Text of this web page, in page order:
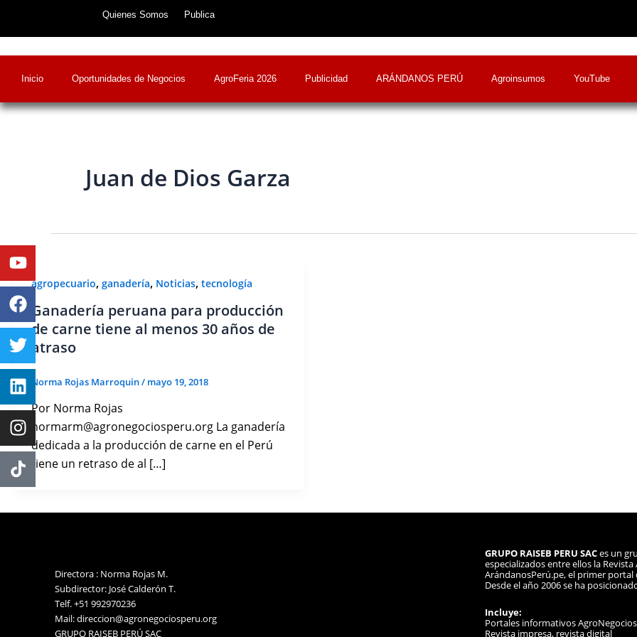
Quienes Somos Publica
Inicio Oportunidades de Negocios AgroFeria 2026 Publicidad ARÁNDANOS PERÚ Agroinsumos YouTube
Juan de Dios Garza
agropecuario, ganadería, Noticias, tecnología
Ganadería peruana para producción
de carne tiene al menos 30 años de
atraso
Norma Rojas Marroquin/ mayo 19, 2018
Por Norma Rojas
normarm@agronegociosperu.org La ganadería
dedicada a la producción de carne en el Perú
tiene un retraso de al […]
Directora : Norma Rojas M.
Subdirector: José Calderón T.
Telf. +51 992970236
Mail: direccion@agronegociosperu.org
GRUPO RAISEB PERÚ SAC
GRUPO RAISEB PERU SACes un
especializados entre ellos la
ArándanosPerú.pe, el primer portal
Desde el año 2006 se ha
Incluye:
Portales informativos
Revista impresa, revista digital
Youtube
Facebook
Twitter
Linkedin
Instagram